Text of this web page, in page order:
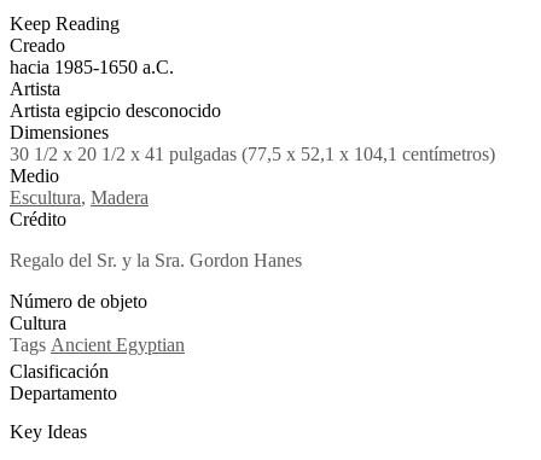
Creado
hacia 1985-1650 a.C.
Artista
Artista egipcio desconocido
Dimensiones
30 1/2 x 20 1/2 x 41 pulgadas (77,5 x 52,1 x 104,1 centímetros)
Medio
Escultura, Madera
Crédito
Regalo del Sr. y la Sra. Gordon Hanes
Número de objeto
Cultura
Tags Ancient Egyptian
Clasificación
Departamento
Key Ideas
Keep Reading